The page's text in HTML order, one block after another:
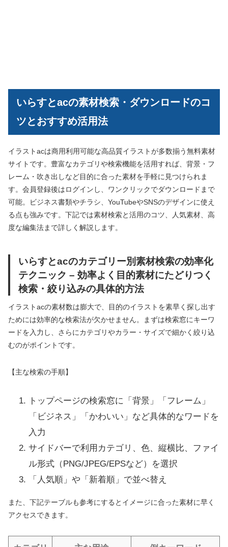
いらすとacの素材検索・ダウンロードのコ
ツとおすすめ活用法
イラストacは商用利用可能な高品質イラストが多数揃う無料素材
サイトです。豊富なカテゴリや検索機能を活用すれば、背景・フ
レーム・吹き出しなど目的に合った素材を手軽に見つけられま
す。会員登録後はログインし、ワンクリックでダウンロードまで
可能。ビジネス書類やチラシ、YouTubeやSNSのデザインに使え
る点も強みです。下記では素材検索と活用のコツ、人気素材、高
度な編集法まで詳しく解説します。
いらすとacのカテゴリー別素材検索の効率化
テクニック – 効率よく目的素材にたどりつく
検索・絞り込みの具体的方法
イラストacの素材数は膨大で、目的のイラストを素早く探し出す
ためには効率的な検索法が欠かせません。まずは検索窓にキーワ
ードを入力し、さらにカテゴリやカラー・サイズで細かく絞り込
むのがポイントです。
【主な検索の手順】
トップページの検索窓に「背景」「フレーム」
「ビジネス」「かわいい」など具体的なワードを
入力
サイドバーで利用カテゴリ、色、縦横比、ファイ
ル形式（PNG/JPEG/EPSなど）を選択
「人気順」や「新着順」で並べ替え
また、下記テーブルも参考にするとイメージに合った素材に早く
アクセスできます。